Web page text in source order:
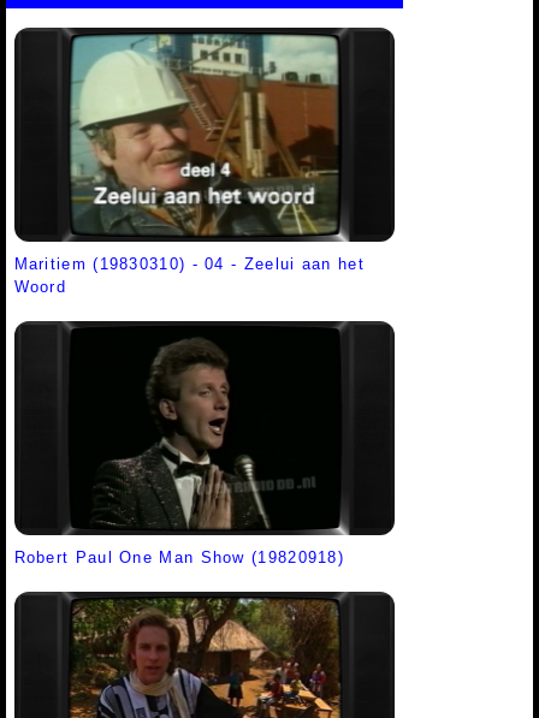
Maritiem (19830310) - 04 - Zeelui aan het
Woord
Robert Paul One Man Show (19820918)